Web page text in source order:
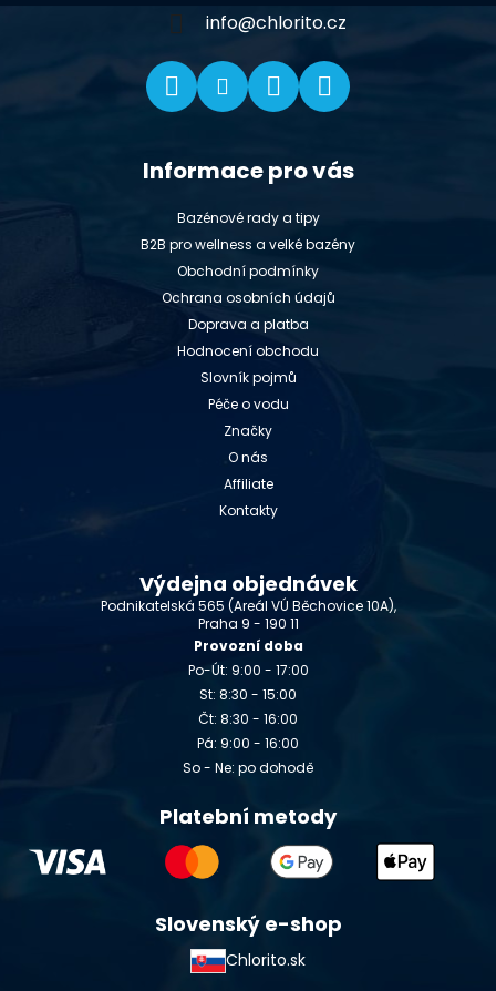
info@chlorito.cz
Informace pro vás
Bazénové rady a tipy
B2B pro wellness a velké bazény
Obchodní podmínky
Ochrana osobních údajů
Doprava a platba
Hodnocení obchodu
Slovník pojmů
Péče o vodu
Značky
O nás
Affiliate
Kontakty
Výdejna objednávek
Podnikatelská 565 (Areál VÚ Běchovice 10A),
Praha 9 - 190 11
Provozní doba
Po-Út: 9:00 - 17:00
St: 8:30 - 15:00
Čt: 8:30 - 16:00
Pá: 9:00 - 16:00
So - Ne: po dohodě
Platební metody
Slovenský e-shop
Chlorito.sk